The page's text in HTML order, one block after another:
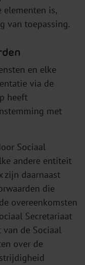
elementen is,
van toepassing.
en elke
via de
heeft
met
Sociaal
andere entiteit
zijn daarnaast
die
overeenkomsten
Secretariaat
de Sociaal
over de